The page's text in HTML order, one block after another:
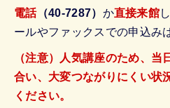
電話（40-7287） か直接来館
ールやファックスでの申込み
（注意）人気講座のため、
合い、大変つながりにくい状
ください。